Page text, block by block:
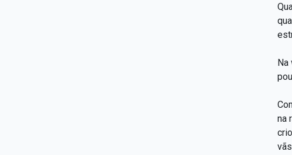
Na
na